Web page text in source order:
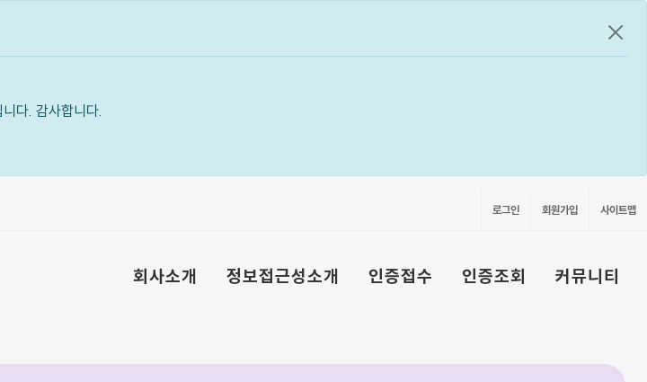
다. 감사합니다.
공지
로그인 회원가입 사이트맵
회사소개 정보접근성소개 인증접수 인증조회 커뮤니티